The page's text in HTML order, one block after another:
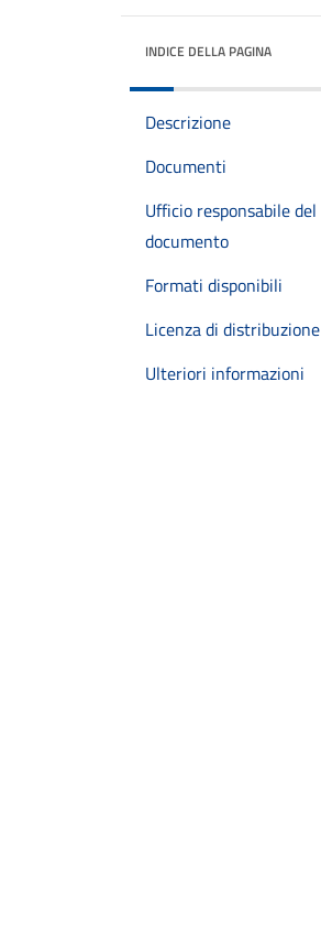
INDICE DELLA PAGINA
Descrizione
Documenti
Ufficio responsabile del
documento
Formati disponibili
Licenza di distribuzione
Ulteriori informazioni